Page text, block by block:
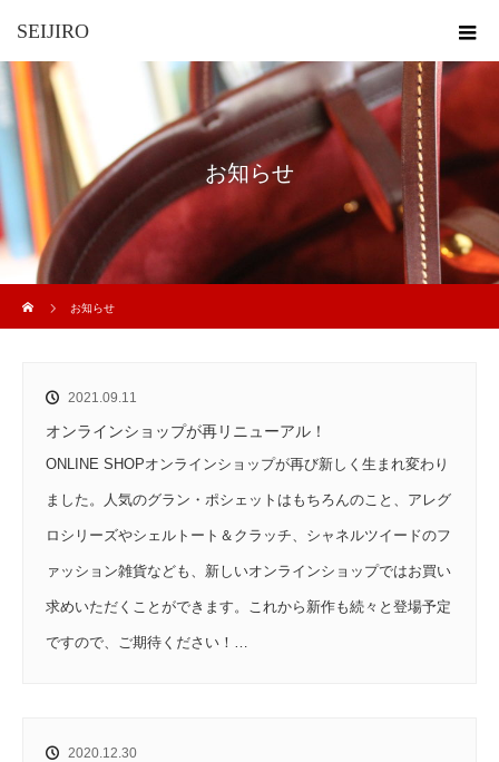
SEIJIRO
お知らせ
お知らせ
2021.09.11
オンラインショップが再リニューアル！
ONLINE SHOPオンラインショップが再び新しく生まれ変わり
ました。人気のグラン・ポシェットはもちろんのこと、アレグ
ロシリーズやシェルトート＆クラッチ、シャネルツイードのフ
ァッション雑貨なども、新しいオンラインショップではお買い
求めいただくことができます。これから新作も続々と登場予定
ですので、ご期待ください！…
2020.12.30